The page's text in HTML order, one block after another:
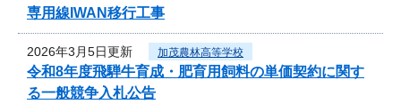
専用線IWAN移行工事
2026年3月5日更新 加茂農林高等学校
令和8年度飛騨牛育成・肥育用飼料の単価契約に関す
る一般競争入札公告